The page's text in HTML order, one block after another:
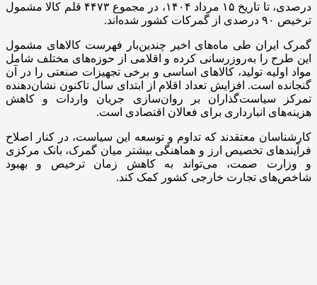
درصدی، تا تاریخ ۱۵ مرداد ۱۴۰۴، در مجموع ۴۴۷۳ قلم کالا مشمول
ترخیص ۹۰ درصدی از گمرکات کشور شده‌اند.
گمرک ایران طی ماه‌های اخیر چندین‌بار فهرست کالا‌های مشمول
این طرح را به‌روزرسانی کرده و اقلامی از حوزه‌های مختلف شامل
مواد اولیه تولید، کالا‌های اساسی و برخی تجهیزات صنعتی را در آن
گنجانده است. افزایش تعداد اقلام از ابتدای سال تاکنون نشان‌دهنده
تمرکز سیاست‌گذاران بر روان‌سازی جریان واردات و کاهش
هزینه‌های انبارداری برای فعالان اقتصادی است.
کارشناسان معتقدند که تداوم و توسعه این سیاست، در کنار اصلاح
فرآیند‌های تخصیص ارز و هماهنگی بیشتر میان گمرک، بانک مرکزی
و وزارت صمت، می‌تواند به کاهش زمان ترخیص و بهبود
شاخص‌های تجارت خارجی کشور کمک کند.